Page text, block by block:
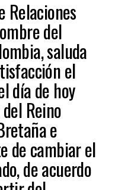
Relaciones
del
saluda
el
día de hoy
Reino
e
de cambiar el
de acuerdo